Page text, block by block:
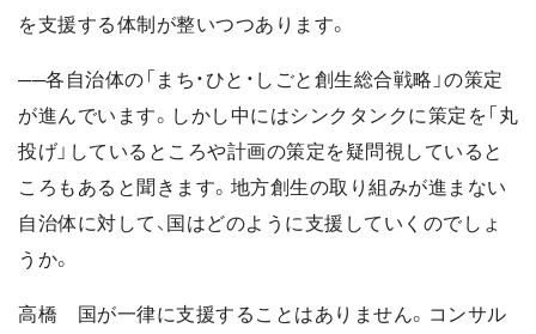
を支援する体制が整いつつあります。
──各自治体の「まち・ひと・しごと創生総合戦略」の策定
が進んでいます。しかし中にはシンクタンクに策定を「丸
投げ」しているところや計画の策定を疑問視していると
ころもあると聞きます。地方創生の取り組みが進まない
自治体に対して、国はどのように支援していくのでしょ
うか。
高橋 国が一律に支援することはありません。コンサル